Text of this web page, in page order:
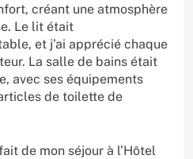
créant une atmosphère
Le lit était
et j’ai apprécié chaque
La salle de bains était
avec ses équipements
de toilette de
de mon séjour à l’Hôtel